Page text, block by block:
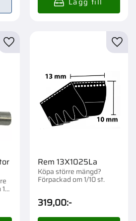
Lägg till i favoriter
Rem 13X1025La
Köpa större mängd?
Förpackad om 1/10 st.
319,00:-